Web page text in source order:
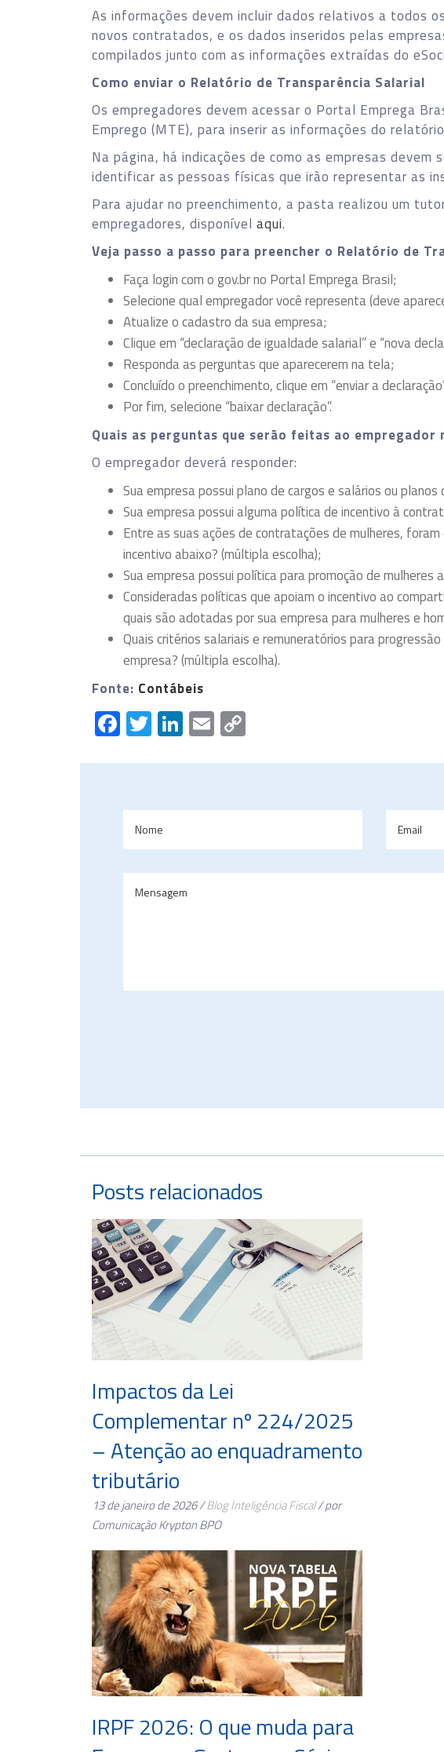
As informações devem incluir dados relativos a todos
novos contratados, e os dados inseridos pelas
compilados junto com as informações extraídas do
Como enviar o Relatório de Transparência Salarial
Os empregadores devem acessar o Portal Emprega
Emprego (MTE), para inserir as informações do
Na página, há indicações de como as empresas
identificar as pessoas físicas que irão representar as
Para ajudar no preenchimento, a pasta realizou um
empregadores, disponível aqui.
Veja passo a passo para preencher o Relatório de
Faça login com o gov.br no Portal Emprega Brasil;
Selecione qual empregador você representa (deve
Atualize o cadastro da sua empresa;
Clique em “declaração de igualdade salarial” e “nova
Responda as perguntas que aparecerem na tela;
Concluído o preenchimento, clique em “enviar a
Por fim, selecione “baixar declaração”.
Quais as perguntas que serão feitas ao empregador
O empregador deverá responder:
Sua empresa possui plano de cargos e salários ou planos
Sua empresa possui alguma política de incentivo à
Entre as suas ações de contratações de mulheres,
incentivo abaixo? (múltipla escolha);
Sua empresa possui política para promoção de mulheres
Consideradas políticas que apoiam o incentivo ao
quais são adotadas por sua empresa para mulheres e
Quais critérios salariais e remuneratórios para
empresa? (múltipla escolha).
Fonte: Contábeis
Facebook
Twitter
LinkedIn
Email
Posts relacionados
Impactos da Lei
Complementar nº 224/2025
– Atenção ao enquadramento
tributário
13 de janeiro de 2026 /BlogInteligência Fiscal/ por
Comunicação Krypton BPO
IRPF 2026: O que muda para